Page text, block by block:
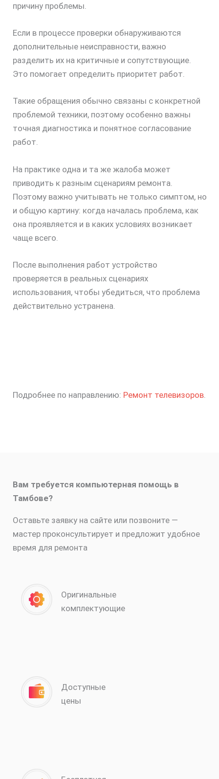
причину проблемы.
Если в процессе проверки обнаруживаются
дополнительные неисправности, важно
разделить их на критичные и сопутствующие.
Это помогает определить приоритет работ.
Такие обращения обычно связаны с конкретной
проблемой техники, поэтому особенно важны
точная диагностика и понятное согласование
работ.
На практике одна и та же жалоба может
приводить к разным сценариям ремонта.
Поэтому важно учитывать не только симптом, но
и общую картину: когда началась проблема, как
она проявляется и в каких условиях возникает
чаще всего.
После выполнения работ устройство
проверяется в реальных сценариях
использования, чтобы убедиться, что проблема
действительно устранена.
Подробнее по направлению: Ремонт телевизоров.
Вам требуется компьютерная помощь в
Тамбове?
Оставьте заявку на сайте или позвоните —
мастер проконсультирует и предложит удобное
время для ремонта
Оригинальные
комплектующие
Доступные
цены
скидку